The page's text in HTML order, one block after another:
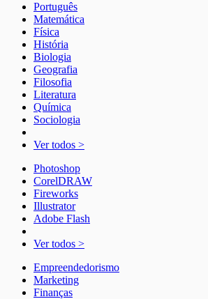
Português
Matemática
Física
História
Biologia
Geografia
Filosofia
Literatura
Química
Sociologia
Ver todos >
Photoshop
CorelDRAW
Fireworks
Illustrator
Adobe Flash
Ver todos >
Empreendedorismo
Marketing
Finanças